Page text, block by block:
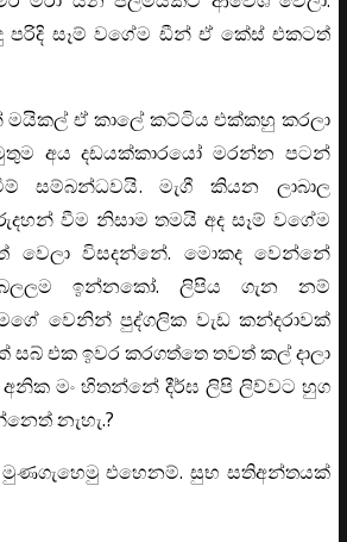
සෑම් වගේම ඩීන් ඒ කේස් එකටත්
ඒ කාලේ කට්ටිය එක්කහු කරලා
අය දඩයක්කාරයෝ මරන්න පටන්
සම්බන්ධවයි. මැගී කියන ලාබාල
වීම නිසාම තමයි අද සෑම් වගේම
වෙලා විසදන්නේ. මොකද වෙන්නේ
ඉන්නකෝ. ලිපිය ගැන නම්
වෙනින් පුද්ගලික වැඩ කන්දරාවක්
එක ඉවර කරගත්තෙ තවත් කල් දාලා
මං හිතන්නේ දීර්ඝ ලිපි ලිව්වට හුග
නැහැ.?
මුණගැහෙමු එහෙනම්. සුභ සතිඅන්තයක්